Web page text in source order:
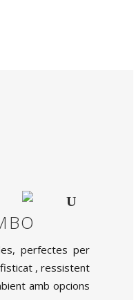
perfectes per
, ressistent
amb opcions